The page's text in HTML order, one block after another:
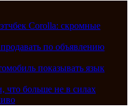
Corolla: скромные
по объявлению
показывать язык
что больше не в силах